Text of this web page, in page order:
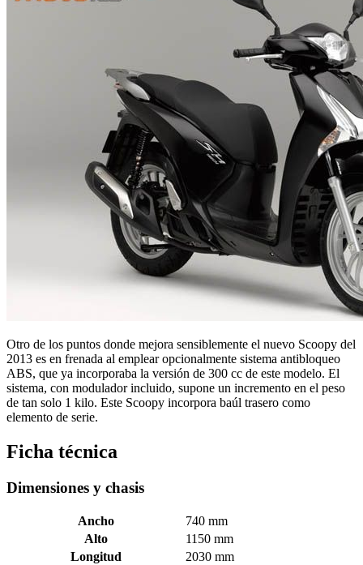
Otro de los puntos donde mejora sensiblemente el nuevo Scoopy del
2013 es en frenada al emplear opcionalmente sistema antibloqueo
ABS, que ya incorporaba la versión de 300 cc de este modelo. El
sistema, con modulador incluido, supone un incremento en el peso
de tan solo 1 kilo. Este Scoopy incorpora baúl trasero como
elemento de serie.
Ficha técnica
Dimensiones y chasis
Ancho
740 mm
Alto
1150 mm
Longitud
2030 mm